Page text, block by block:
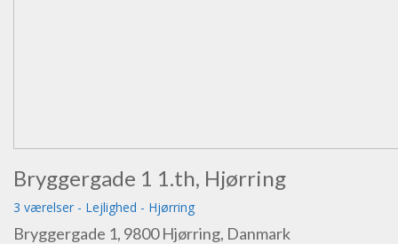
Bryggergade 1 1.th, Hjørring
3 værelser - Lejlighed - Hjørring
Bryggergade 1, 9800 Hjørring, Danmark